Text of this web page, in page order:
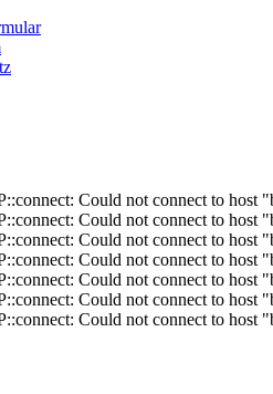
Could not connect to host
Could not connect to host
Could not connect to host
Could not connect to host
Could not connect to host
Could not connect to host
Could not connect to host